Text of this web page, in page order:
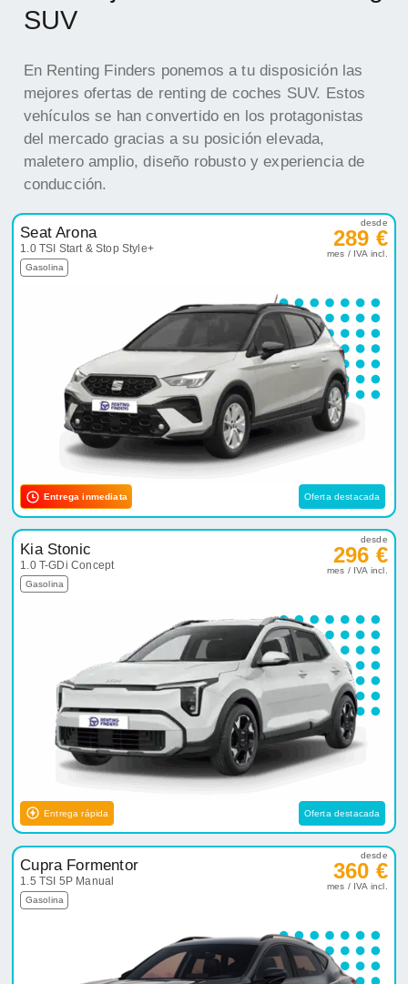
SUV
En Renting Finders ponemos a tu disposición las
mejores ofertas de renting de coches SUV. Estos
vehículos se han convertido en los protagonistas
del mercado gracias a su posición elevada,
maletero amplio, diseño robusto y experiencia de
conducción.
Seat Arona
1.0 TSI Start & Stop Style+
Gasolina
desde
289 €
mes / IVA incl.
Entrega inmediata Oferta destacada
Kia Stonic
1.0 T-GDi Concept
Gasolina
desde
296 €
mes / IVA incl.
Entrega rápida Oferta destacada
Cupra Formentor
1.5 TSI 5P Manual
Gasolina
desde
360 €
mes / IVA incl.